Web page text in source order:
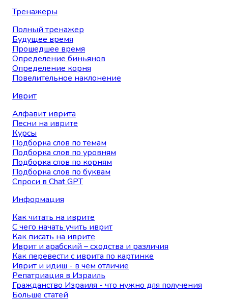
Тренажеры
Полный тренажер
Будущее время
Прошедшее время
Определение биньянов
Определение корня
Повелительное наклонение
Иврит
Алфавит иврита
Песни на иврите
Курсы
Подборка слов по темам
Подборка слов по уровням
Подборка слов по корням
Подборка слов по буквам
Спроси в Chat GPT
Информация
Как читать на иврите
С чего начать учить иврит
Как писать на иврите
Иврит и арабский – сходства и различия
Как перевести с иврита по картинке
Иврит и идиш - в чем отличие
Репатриация в Израиль
Гражданство Израиля - что нужно для получения
Больше статей